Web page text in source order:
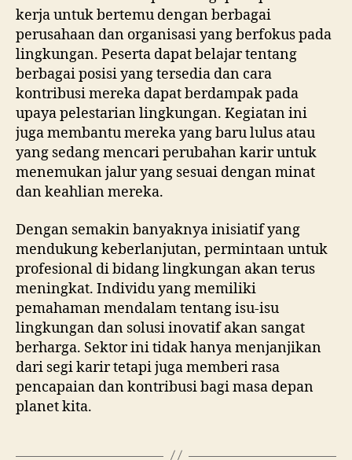
kerja untuk bertemu dengan berbagai
perusahaan dan organisasi yang berfokus pada
lingkungan. Peserta dapat belajar tentang
berbagai posisi yang tersedia dan cara
kontribusi mereka dapat berdampak pada
upaya pelestarian lingkungan. Kegiatan ini
juga membantu mereka yang baru lulus atau
yang sedang mencari perubahan karir untuk
menemukan jalur yang sesuai dengan minat
dan keahlian mereka.
Dengan semakin banyaknya inisiatif yang
mendukung keberlanjutan, permintaan untuk
profesional di bidang lingkungan akan terus
meningkat. Individu yang memiliki
pemahaman mendalam tentang isu-isu
lingkungan dan solusi inovatif akan sangat
berharga. Sektor ini tidak hanya menjanjikan
dari segi karir tetapi juga memberi rasa
pencapaian dan kontribusi bagi masa depan
planet kita.